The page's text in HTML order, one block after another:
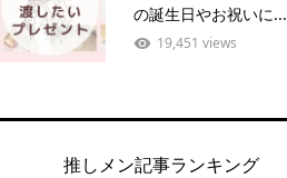
の誕生日やお祝いに...
19,451 views
推しメン記事ランキング